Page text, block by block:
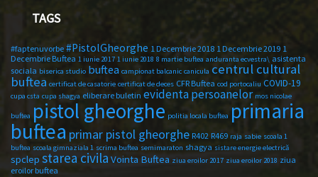
TAGS
#faptenuvorbe #PistolGheorghe 1 Decembrie 2018 1 Decembrie 2019 1
Decembrie Buftea 1 iunie 2017 1 iunie 2018 8 martie buftea anduranta ecvestra\ asistenta
sociala biserica studio buftea campionat balcanic canicula centrul cultural
buftea certificat de casatorie certificat de deces CFR Buftea cod portocaliu COVID-19
cupa csta cupa shagya eliberare buletin evidenta persoanelor mos nicolae
buftea pistol gheorghe politia locala buftea primaria
buftea primar pistol gheorghe R402 R469 raja sabie scoala 1
buftea scoala gimnaziala 1 scrima buftea semimaraton shagya sistare energie electrică
spclep starea civila Vointa Buftea ziua eroilor 2017 ziua eroilor 2018 ziua
eroilor buftea